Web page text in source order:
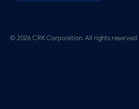
© 2026 CRK Corporation. All rights reserved.